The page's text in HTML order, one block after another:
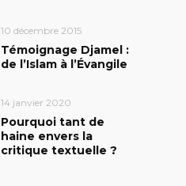
10 décembre 2015
Témoignage Djamel :
de l’Islam à l’Évangile
14 janvier 2020
Pourquoi tant de
haine envers la
critique textuelle ?